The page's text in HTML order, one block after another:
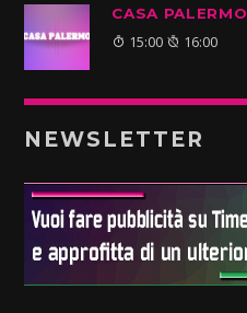
CASA PALERMO
15:00 16:00
NEWSLETTER